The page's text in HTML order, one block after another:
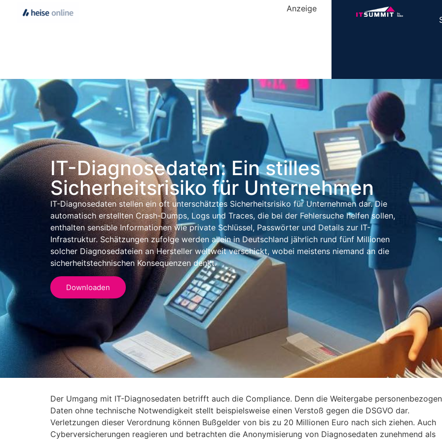
Anzeige
IT-Diagnosedaten: Ein stilles
Sicherheitsrisiko für Unternehmen
IT-Diagnosedaten stellen ein oft unterschätztes Sicherheitsrisiko für Unternehmen dar. Die
automatisch erstellten Crash-Dumps, Logs und Traces, die bei der Fehlersuche helfen sollen,
enthalten sensible Informationen wie private Schlüssel, Passwörter und Details zur IT-
Infrastruktur. Schätzungen zufolge werden allein in Deutschland jährlich rund fünf Millionen
solcher Diagnosedateien an Hersteller weltweit verschickt, wobei meistens niemand an die
sicherheitstechnischen Konsequenzen denkt.
Downloaden
Der Umgang mit IT-Diagnosedaten betrifft auch die Compliance. Denn die Weitergabe
Daten ohne technische Notwendigkeit stellt beispielsweise einen Verstoß gegen die DSGVO dar.
Verletzungen dieser Verordnung können Bußgelder von bis zu 20 Millionen Euro nach sich ziehen. Auch
Cyberversicherungen reagieren und betrachten die Anonymisierung von Diagnosedaten zunehmend als